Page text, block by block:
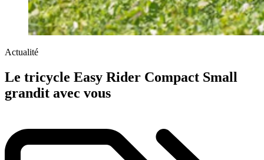
Actualité
Le tricycle Easy Rider Compact Small
grandit avec vous